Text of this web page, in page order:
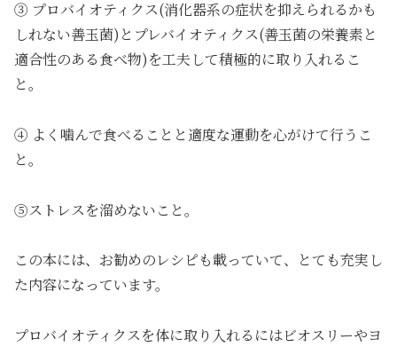
③ プロバイオティクス(消化器系の症状を抑えられるかも
しれない善玉菌)とプレバイオティクス(善玉菌の栄養素と
適合性のある食べ物)を工夫して積極的に取り入れるこ
と。
④ よく噛んで食べることと適度な運動を心がけて行うこ
と。
⑤ストレスを溜めないこと。
この本には、お勧めのレシピも載っていて、とても充実し
た内容になっています。
プロバイオティクスを体に取り入れるにはビオスリーやヨ